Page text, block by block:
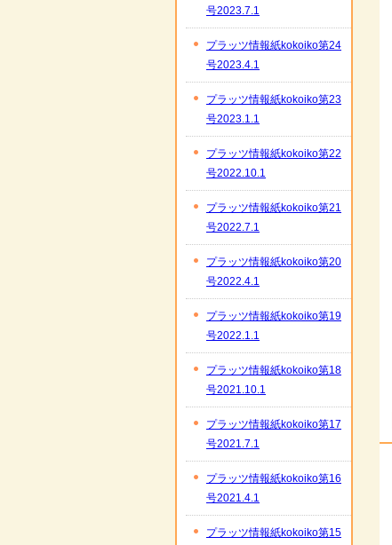
号2023.7.1
プラッツ情報紙kokoiko第24
号2023.4.1
プラッツ情報紙kokoiko第23
号2023.1.1
プラッツ情報紙kokoiko第22
号2022.10.1
プラッツ情報紙kokoiko第21
号2022.7.1
プラッツ情報紙kokoiko第20
号2022.4.1
プラッツ情報紙kokoiko第19
号2022.1.1
プラッツ情報紙kokoiko第18
号2021.10.1
プラッツ情報紙kokoiko第17
号2021.7.1
プラッツ情報紙kokoiko第16
号2021.4.1
プラッツ情報紙kokoiko第15